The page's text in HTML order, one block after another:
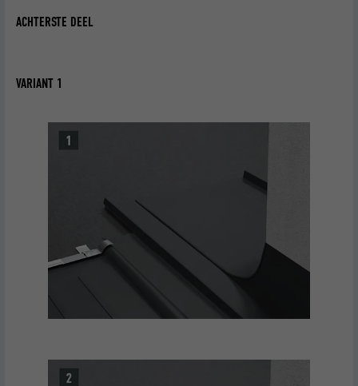
ACHTERSTE DEEL
VARIANT 1